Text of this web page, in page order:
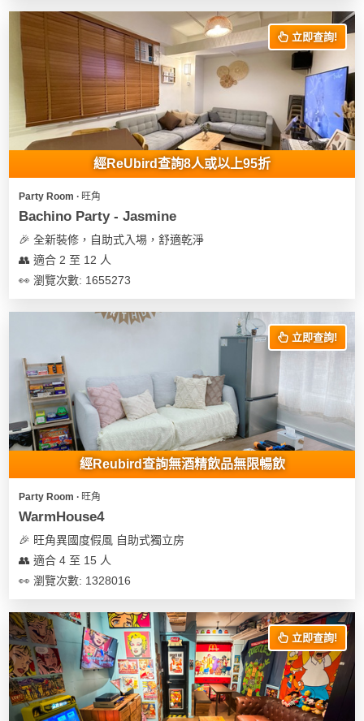
立即查詢!
經ReUbird查詢8人或以上95折
Party Room ∙ 旺角
Bachino Party - Jasmine
🎉 全新裝修，自助式入埸，舒適乾淨
👥 適合 2 至 12 人
👀 瀏覽次數: 1655273
立即查詢!
經Reubird查詢無酒精飲品無限暢飲
Party Room ∙ 旺角
WarmHouse4
🎉 旺角異國度假風 自助式獨立房
👥 適合 4 至 15 人
👀 瀏覽次數: 1328016
立即查詢!